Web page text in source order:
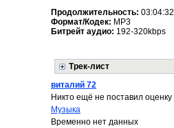
Продолжительность: 03:04:32
Формат/Кодек: MP3
Битрейт аудио: 192-320kbps
Трек-лист
виталий 72
Никто ещё не поставил оценку
Музыка
Временно нет данных